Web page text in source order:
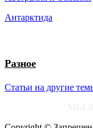
Антарктида
Разное
Статьи на другие